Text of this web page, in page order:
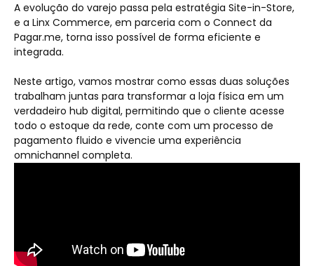
A evolução do varejo passa pela estratégia Site-in-Store,
e a Linx Commerce, em parceria com o Connect da
Pagar.me, torna isso possível de forma eficiente e
integrada.
Neste artigo, vamos mostrar como essas duas soluções
trabalham juntas para transformar a loja física em um
verdadeiro hub digital, permitindo que o cliente acesse
todo o estoque da rede, conte com um processo de
pagamento fluido e vivencie uma experiência
omnichannel completa.